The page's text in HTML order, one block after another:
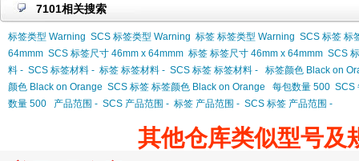
7101相关搜索
标签类型 Warning SCS 标签类型 Warning 标签 标签类型 Warning SCS 标签 标
64mmm SCS 标签尺寸 46mm x 64mmm 标签 标签尺寸 46mm x 64mmm SCS
料 - SCS 标签材料 - 标签 标签材料 - SCS 标签 标签材料 -
标签颜色 Black on
颜色 Black on Orange SCS 标签 标签颜色 Black on Orange 每包数量 500 SCS
数量 500
产品范围 - SCS 产品范围 - 标签 产品范围 - SCS 标签 产品范围 -
其他仓库类似型号及